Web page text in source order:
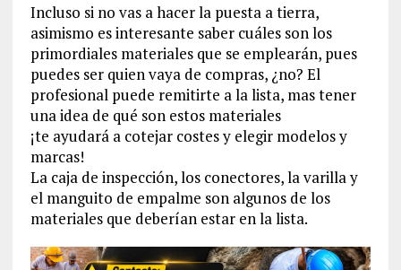
Incluso si no vas a hacer la puesta a tierra,
asimismo es interesante saber cuáles son los
primordiales materiales que se emplearán, pues
puedes ser quien vaya de compras, ¿no? El
profesional puede remitirte a la lista, mas tener
una idea de qué son estos materiales
¡te ayudará a cotejar costes y elegir modelos y
marcas!
La caja de inspección, los conectores, la varilla y
el manguito de empalme son algunos de los
materiales que deberían estar en la lista.